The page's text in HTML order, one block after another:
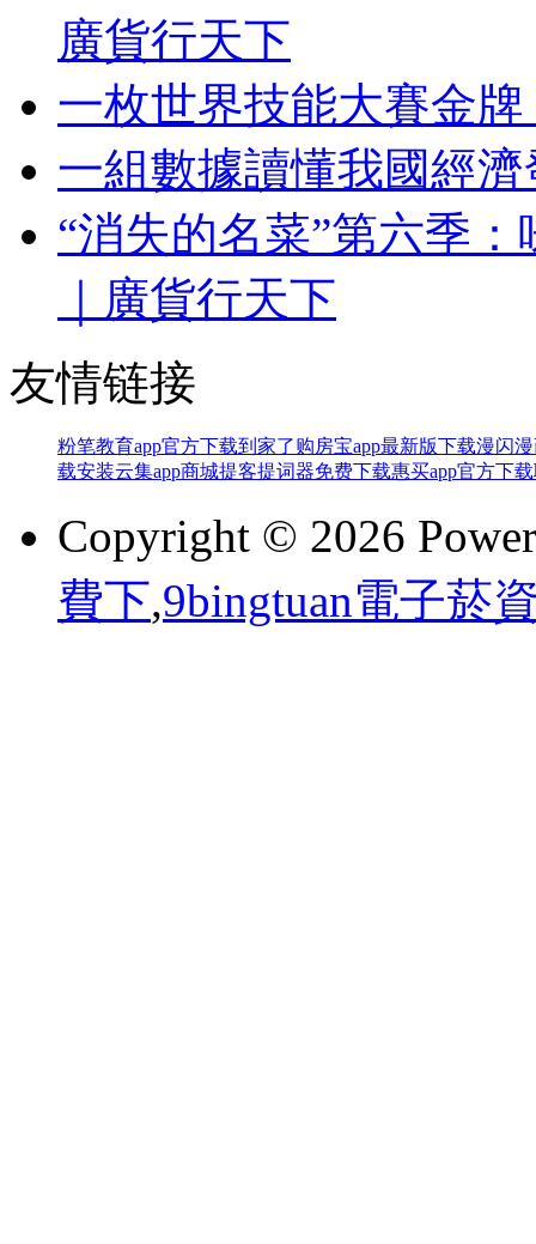
廣貨行天下
一枚世界技能大賽金
一組數據讀懂我國經
“消失的名菜”第六季
｜廣貨行天下
友情链接
粉笔教育app官方下载到家了购房宝app最新版下载漫闪
载安装云集app商城提客提词器免费下载惠买app官方下载
Copyright © 2026
費下,9bingtuan電子菸